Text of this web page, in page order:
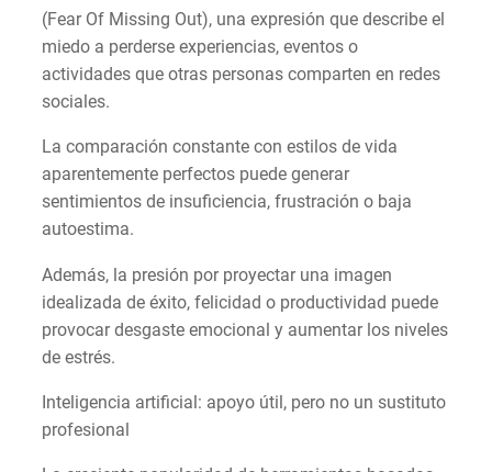
(Fear Of Missing Out), una expresión que describe el
miedo a perderse experiencias, eventos o
actividades que otras personas comparten en redes
sociales.
La comparación constante con estilos de vida
aparentemente perfectos puede generar
sentimientos de insuficiencia, frustración o baja
autoestima.
Además, la presión por proyectar una imagen
idealizada de éxito, felicidad o productividad puede
provocar desgaste emocional y aumentar los niveles
de estrés.
Inteligencia artificial: apoyo útil, pero no un sustituto
profesional